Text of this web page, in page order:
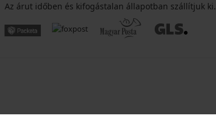
Az árut időben és kifogástalan állapotban szállítjuk ki.